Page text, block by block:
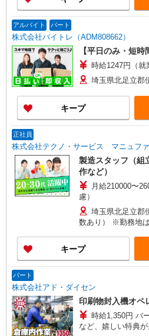
アルバイト パート
株式会社バイトレ（ADM808662）
【平日のみ・短
時給1247円（就
埼玉県北足立郡
キープ
正社員
株式会社テクノ・サービス マニュファ
製造スタッフ（組
作など）
月給210000〜
慮）
埼玉県北足立郡
数あり） ※勤務地
（転勤なし）
キープ
パート
株式会社アド・ダイセン
印刷物封入機オペ
時給1,350円 バ
など、嬉しい特典が